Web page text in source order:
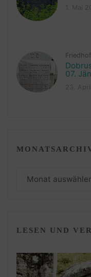
07.
Monatsarchiv
LESEN UND